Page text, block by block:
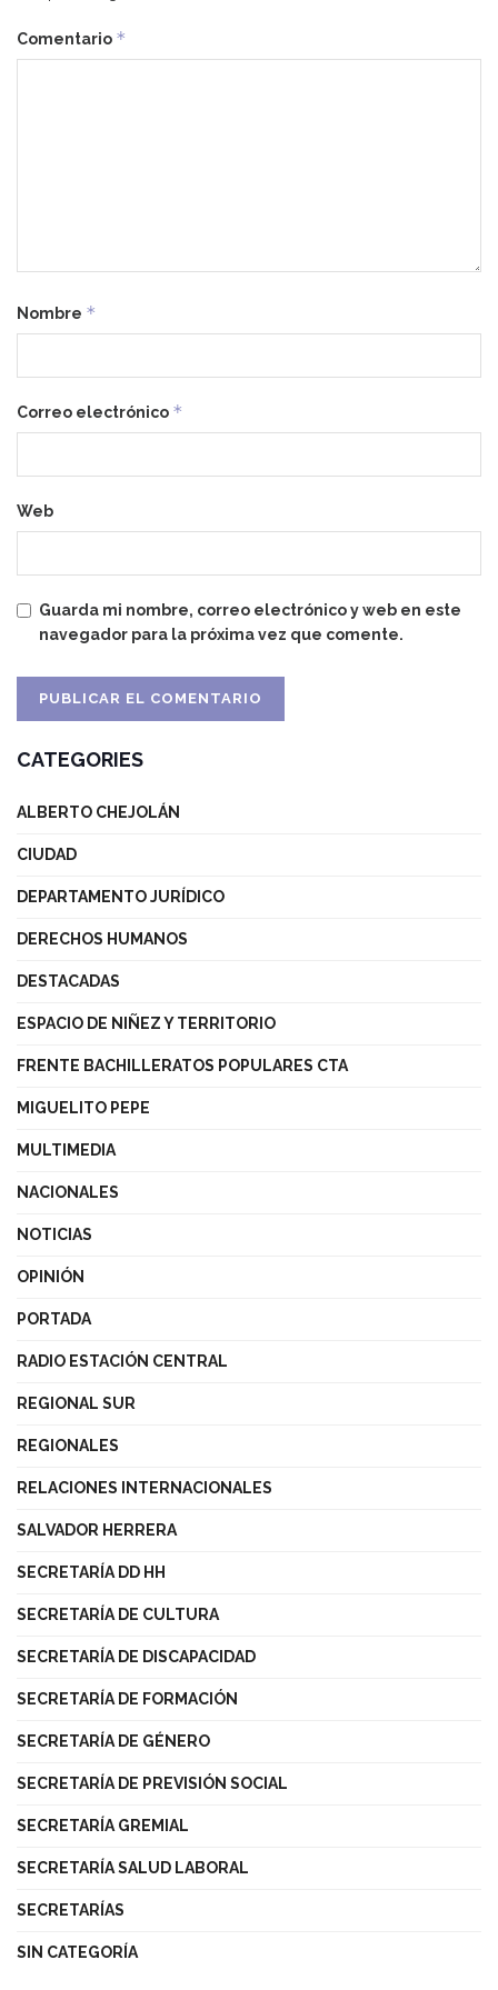
Comentario *
Nombre *
Correo electrónico *
Web
Guarda mi nombre, correo electrónico y web en este
navegador para la próxima vez que comente.
CATEGORIES
ALBERTO CHEJOLÁN
CIUDAD
DEPARTAMENTO JURÍDICO
DERECHOS HUMANOS
DESTACADAS
ESPACIO DE NIÑEZ Y TERRITORIO
FRENTE BACHILLERATOS POPULARES CTA
MIGUELITO PEPE
MULTIMEDIA
NACIONALES
NOTICIAS
OPINIÓN
PORTADA
RADIO ESTACIÓN CENTRAL
REGIONAL SUR
REGIONALES
RELACIONES INTERNACIONALES
SALVADOR HERRERA
SECRETARÍA DD HH
SECRETARÍA DE CULTURA
SECRETARÍA DE DISCAPACIDAD
SECRETARÍA DE FORMACIÓN
SECRETARÍA DE GÉNERO
SECRETARÍA DE PREVISIÓN SOCIAL
SECRETARÍA GREMIAL
SECRETARÍA SALUD LABORAL
SECRETARÍAS
SIN CATEGORÍA